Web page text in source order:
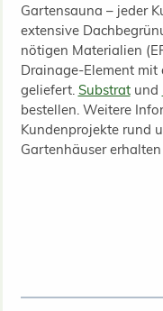
Gartensauna – jeder
extensive
nötigen Materialien
Drainage-Element mit
geliefert. Substratund
bestellen. Weitere
Kundenprojekte rund
Gartenhäuser